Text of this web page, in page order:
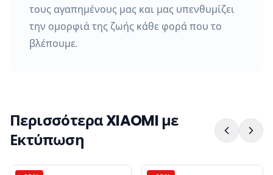
τους αγαπημένους μας και μας υπενθυμίζει
την ομορφιά της ζωής κάθε φορά που το
βλέπουμε.
Περισσότερα XIAOMI με
Εκτύπωση